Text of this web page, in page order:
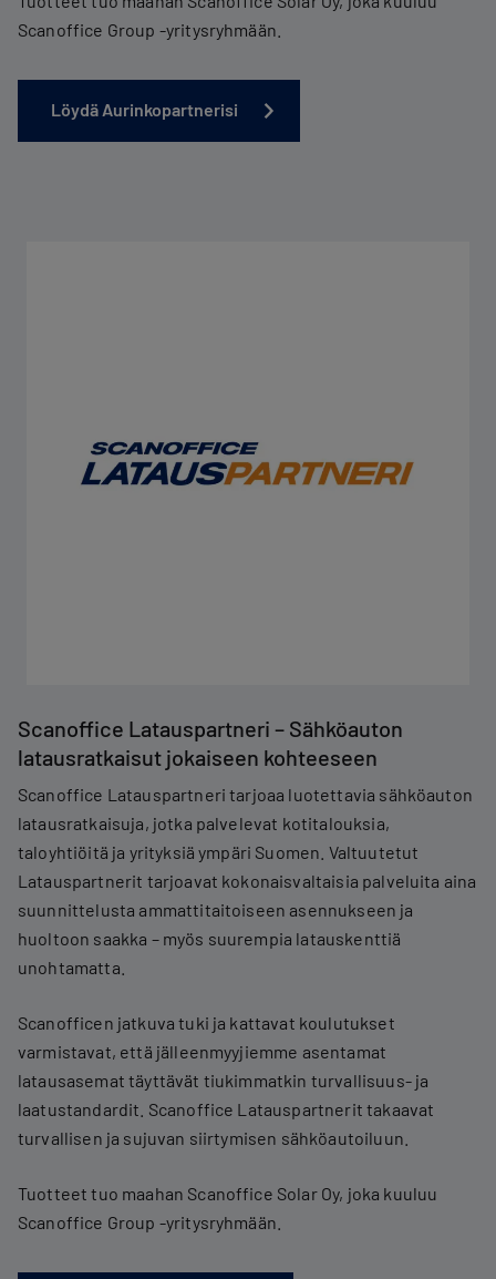
Scanoffice Group -yritysryhmään.
Löydä Aurinkopartnerisi
Scanoffice Latauspartneri – Sähköauton
latausratkaisut jokaiseen kohteeseen
Scanoffice Latauspartneri tarjoaa luotettavia sähköauton
latausratkaisuja, jotka palvelevat kotitalouksia,
taloyhtiöitä ja yrityksiä ympäri Suomen. Valtuutetut
Latauspartnerit tarjoavat kokonaisvaltaisia palveluita aina
suunnittelusta ammattitaitoiseen asennukseen ja
huoltoon saakka – myös suurempia latauskenttiä
unohtamatta.
Scanofficen jatkuva tuki ja kattavat koulutukset
varmistavat, että jälleenmyyjiemme asentamat
latausasemat täyttävät tiukimmatkin turvallisuus- ja
laatustandardit. Scanoffice Latauspartnerit takaavat
turvallisen ja sujuvan siirtymisen sähköautoiluun.
Tuotteet tuo maahan Scanoffice Solar Oy, joka kuuluu
Scanoffice Group -yritysryhmään.